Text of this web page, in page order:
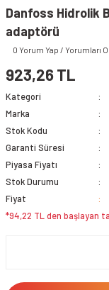
Danfoss Hidrolik
adaptörü
0 Yorum Yap / Yorumları
923,26 TL
Kategori
Marka
Stok Kodu
Garanti Süresi
Piyasa Fiyatı
Stok Durumu
Fiyat
*94,22 TL den başlayan